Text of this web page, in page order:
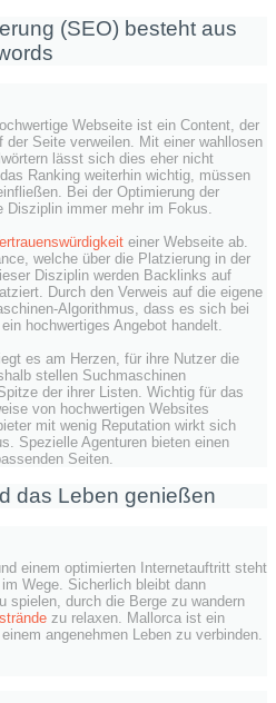
(SEO) besteht aus
Webseite ist ein Content, der
Seite verweilen. Mit einer wahllosen
lässt sich dies eher nicht
Ranking weiterhin wichtig, müssen
Bei der Optimierung der
immer mehr im Fokus.
einer Webseite ab.
welche über die Platzierung in der
Disziplin werden Backlinks auf
Durch den Verweis auf die eigene
Algorithmus, dass es sich bei
hochwertiges Angebot handelt.
es am Herzen, für ihre Nutzer die
stellen Suchmaschinen
der ihrer Listen. Wichtig für das
von hochwertigen Websites
mit wenig Reputation wirkt sich
Spezielle Agenturen bieten einen
Seiten.
das Leben genießen
einem optimierten Internetauftritt steht
Wege. Sicherlich bleibt dann
spielen, durch die Berge zu wandern
zu relaxen. Mallorca ist ein
angenehmen Leben zu verbinden.